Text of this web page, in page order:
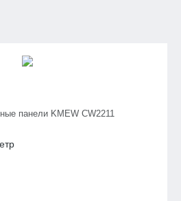
панели KMEW CW2211